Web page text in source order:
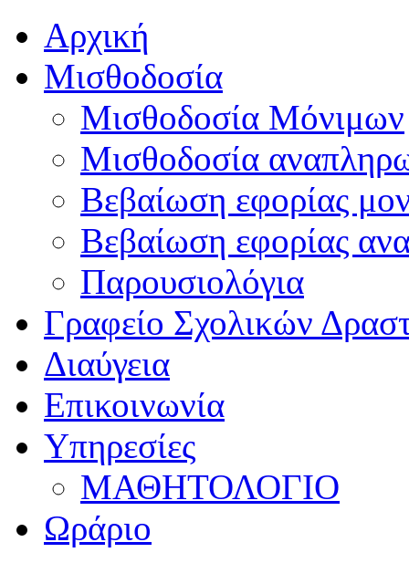
Αρχική
Μισθοδοσία
Μισθοδοσία Μόνιμων
Μισθοδοσία
Βεβαίωση εφορίας
Βεβαίωση εφορίας
Παρουσιολόγια
Γραφείο Σχολικών
Διαύγεια
Επικοινωνία
Υπηρεσίες
ΜΑΘΗΤΟΛΟΓΙΟ
Ωράριο